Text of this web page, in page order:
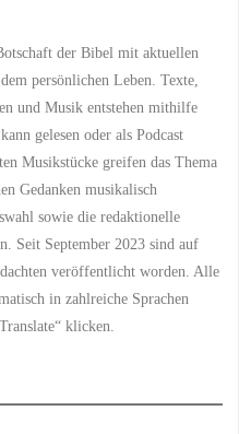
der Bibel mit aktuellen
persönlichen Leben. Texte,
und Musik entstehen mithilfe
gelesen oder als Podcast
Musikstücke greifen das Thema
Gedanken musikalisch
sowie die redaktionelle
Seit September 2023 sind auf
veröffentlicht worden. Alle
in zahlreiche Sprachen
klicken.